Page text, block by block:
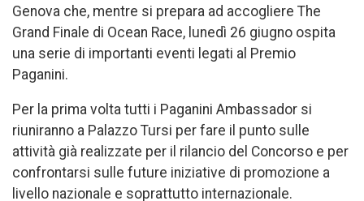
Genova che, mentre si prepara ad accogliere The
Grand Finale di Ocean Race, lunedì 26 giugno ospita
una serie di importanti eventi legati al Premio
Paganini.
Per la prima volta tutti i Paganini Ambassador si
riuniranno a Palazzo Tursi per fare il punto sulle
attività già realizzate per il rilancio del Concorso e per
confrontarsi sulle future iniziative di promozione a
livello nazionale e soprattutto internazionale.